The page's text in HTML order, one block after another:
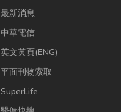
最新消息
中華電信
英文黃頁(ENG)
平面刊物索取
SuperLife